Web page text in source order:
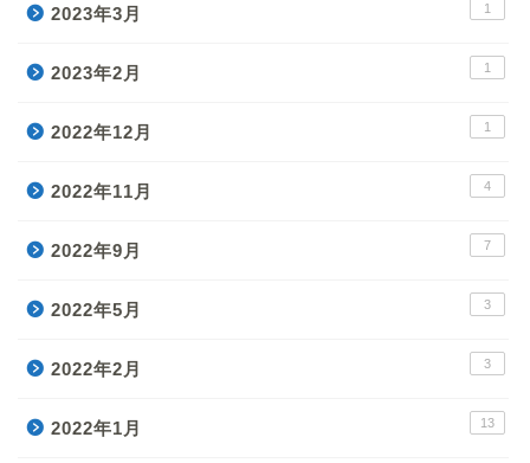
2023年3月 1
2023年2月 1
2022年12月 1
2022年11月 4
2022年9月 7
2022年5月 3
2022年2月 3
2022年1月 13